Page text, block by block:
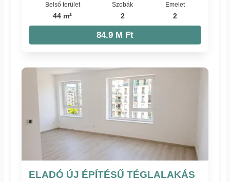
Belső terület
44 m²
Szobák
2
Emelet
2
84.9 M Ft
ELADÓ ÚJ ÉPÍTÉSŰ TÉGLALAKÁS